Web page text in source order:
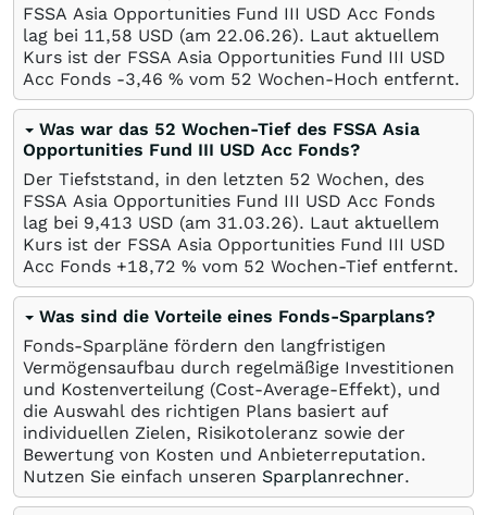
FSSA Asia Opportunities Fund III USD Acc Fonds
lag bei 11,58 USD (am 22.06.26). Laut aktuellem
Kurs ist der FSSA Asia Opportunities Fund III USD
Acc Fonds -3,46 % vom 52 Wochen-Hoch entfernt.
Was war das 52 Wochen-Tief des FSSA Asia
Opportunities Fund III USD Acc Fonds?
Der Tiefststand, in den letzten 52 Wochen, des
FSSA Asia Opportunities Fund III USD Acc Fonds
lag bei 9,413 USD (am 31.03.26). Laut aktuellem
Kurs ist der FSSA Asia Opportunities Fund III USD
Acc Fonds +18,72 % vom 52 Wochen-Tief entfernt.
Was sind die Vorteile eines Fonds-Sparplans?
Fonds-Sparpläne fördern den langfristigen
Vermögensaufbau durch regelmäßige Investitionen
und Kostenverteilung (Cost-Average-Effekt), und
die Auswahl des richtigen Plans basiert auf
individuellen Zielen, Risikotoleranz sowie der
Bewertung von Kosten und Anbieterreputation.
Nutzen Sie einfach unseren Sparplanrechner.